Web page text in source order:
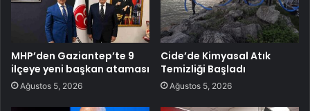
MHP’den Gaziantep’te 9
ilçeye yeni başkan ataması
Ağustos 5, 2026
Cide’de Kimyasal Atık
Temizliği Başladı
Ağustos 5, 2026